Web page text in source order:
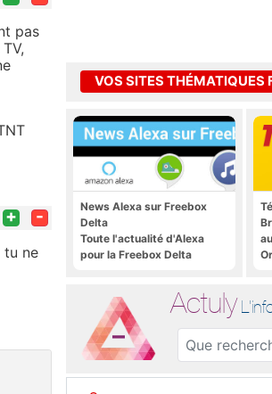
pas
+ -
tu ne
VOS SITES THÉMATIQUES
News Alexa sur Freebox
Delta
Toute l'actualité d'Alexa
pour la Freebox Delta
Actuly